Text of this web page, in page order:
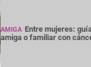
AMIGA Entre mujeres:
amiga o familiar con